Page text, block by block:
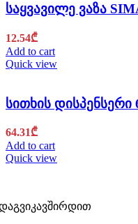
საყვავილე ვაზა
12.54₾
Add to cart
Quick view
სითხის
64.31₾
Add to cart
Quick view